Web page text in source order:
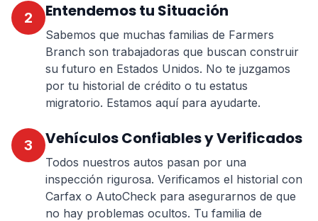
2 Entendemos tu Situación
Sabemos que muchas familias de Farmers
Branch son trabajadoras que buscan construir
su futuro en Estados Unidos. No te juzgamos
por tu historial de crédito o tu estatus
migratorio. Estamos aquí para ayudarte.
3 Vehículos Confiables y Verificados
Todos nuestros autos pasan por una
inspección rigurosa. Verificamos el historial con
Carfax o AutoCheck para asegurarnos de que
no hay problemas ocultos. Tu familia de